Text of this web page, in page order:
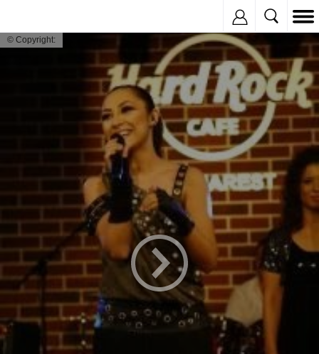
© Copyright: